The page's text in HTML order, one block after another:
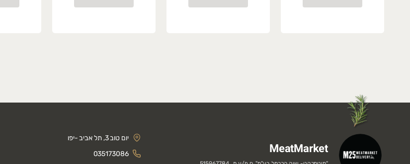
MeatMarket
יום טוב 3, תל אביב -יפו
035173086